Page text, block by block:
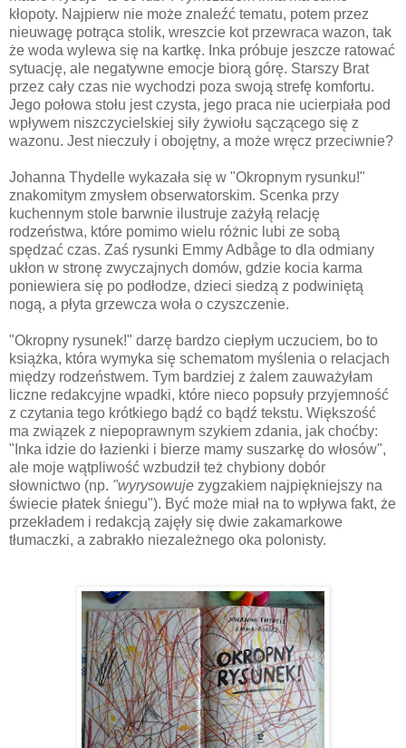
kłopoty. Najpierw nie może znaleźć tematu, potem przez
nieuwagę potrąca stolik, wreszcie kot przewraca wazon, tak
że woda wylewa się na kartkę. Inka próbuje jeszcze ratować
sytuację, ale negatywne emocje biorą górę. Starszy Brat
przez cały czas nie wychodzi poza swoją strefę komfortu.
Jego połowa stołu jest czysta, jego praca nie ucierpiała pod
wpływem niszczycielskiej siły żywiołu sączącego się z
wazonu. Jest nieczuły i obojętny, a może wręcz przeciwnie?
Johanna Thydelle wykazała się w "Okropnym rysunku!"
znakomitym zmysłem obserwatorskim. Scenka przy
kuchennym stole barwnie ilustruje zażyłą relację
rodzeństwa, które pomimo wielu różnic lubi ze sobą
spędzać czas. Zaś rysunki EmmyAdbåge to dla odmiany
ukłon w stronę zwyczajnych domów, gdzie kocia karma
poniewiera się po podłodze, dzieci siedzą z podwiniętą
nogą, a płyta grzewcza woła o czyszczenie.
"Okropny rysunek!" darzę bardzo ciepłym uczuciem, bo to
książka, która wymyka się schematom myślenia o relacjach
między rodzeństwem. Tym bardziej z żalem zauważyłam
liczne redakcyjne wpadki, które nieco popsuły przyjemność
z czytania tego krótkiego bądź co bądź tekstu. Większość
ma związek z niepoprawnym szykiem zdania, jak choćby:
"Inka idzie do łazienki i bierze mamy suszarkę do włosów",
ale moje wątpliwość wzbudził też chybiony dobór
słownictwo (np. "wyrysowuje zygzakiem najpiękniejszy na
świecie płatek śniegu"). Być może miał na to wpływa fakt, że
przekładem i redakcją zajęły się dwie zakamarkowe
tłumaczki, a zabrakło niezależnego oka polonisty.